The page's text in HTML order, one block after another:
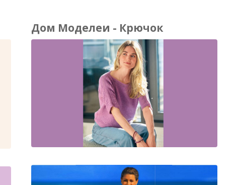
Дом Моделеи - Крючок